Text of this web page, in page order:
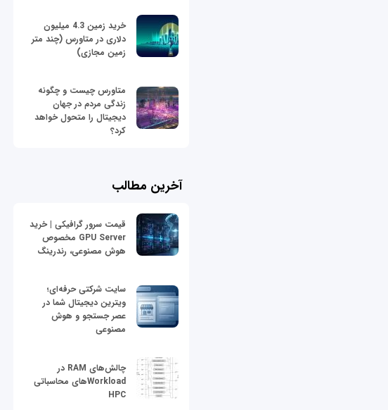
خرید زمین 4.3 میلیون
دلاری در متاورس (چند متر
زمین مجازی)
متاورس چیست و چگونه
زندگی مردم در جهان
دیجیتال را متحول خواهد
کرد؟
آخرین مطالب
قیمت سرور گرافیکی | خرید
GPU Server مخصوص
هوش مصنوعی، رندرینگ
سایت شرکتی حرفه‌ای؛
ویترین دیجیتال شما در
عصر جستجو و هوش
مصنوعی
چالش‌های RAM در
Workloadهای محاسباتی
HPC